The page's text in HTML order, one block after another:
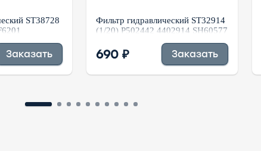
ST38728
Заказать
Фильтр гидравлический ST32914
(1/20) P502442 4402914 SH60577
XFL-400x25LS-G
690 ₽ Заказать